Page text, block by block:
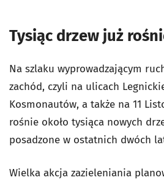
Tysiąc drzew już
Na szlaku wyprowadzającym
zachód, czyli na ulicach
Kosmonautów, a także na 11
rośnie około tysiąca nowych
posadzone w ostatnich dwóch
Wielka akcja zazieleniania